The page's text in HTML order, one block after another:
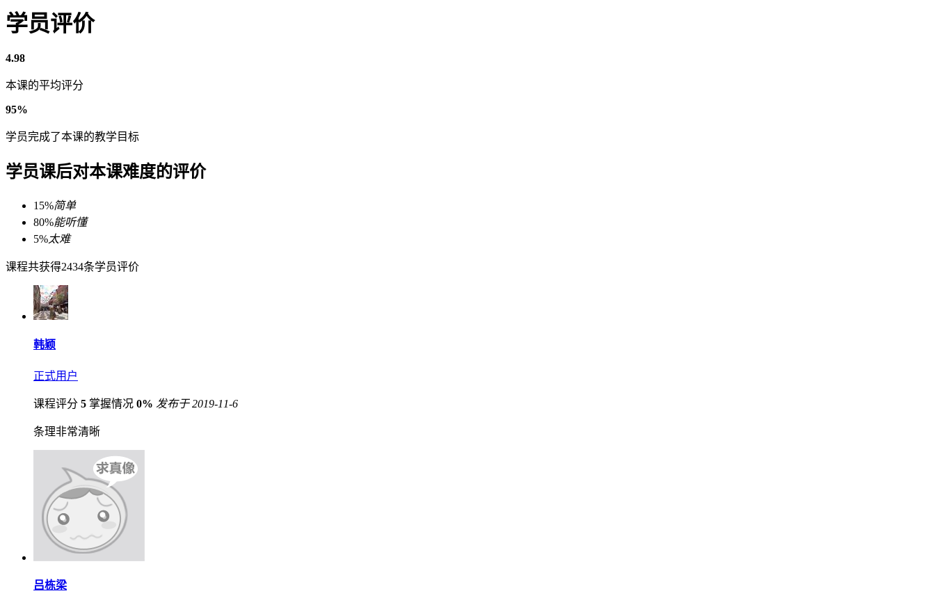
学员评价
4.98
本课的平均评分
95%
学员完成了本课的教学目标
学员课后对本课难度的评价
15%简单
80%能听懂
5%太难
课程共获得2434条学员评价
韩颖
正式用户
课程评分 5 掌握情况 0% 发布于 2019-11-6
条理非常清晰
吕栋梁